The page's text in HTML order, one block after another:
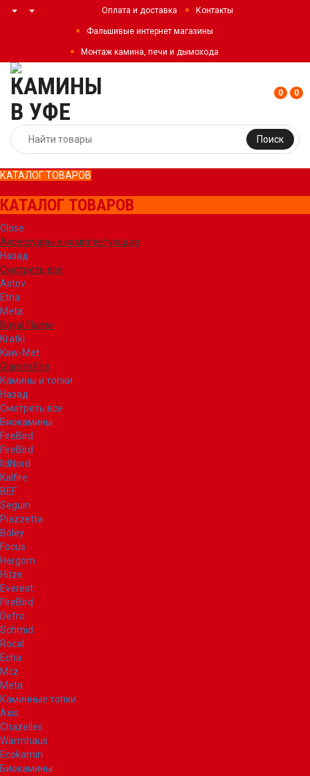
Оплата и доставка Контакты
Фальшивые интернет магазины
Монтаж камина, печи и дымохода
Поиск
0 0
КАТАЛОГ ТОВАРОВ
КАТАЛОГ ТОВАРОВ
Close
Аксессуары и комплектующие
Назад
Смотреть все
Astov
Etna
Meta
Royal Flame
Kratki
Kaw-Met
Glamm Fire
Камины и топки
Назад
Смотреть все
Биокамины
FireBird
FireBird
IldNord
Kalfire
BEF
Seguin
Piazzetta
Boley
Focus
Hergom
Hitze
Everest
FireBird
Defro
Schmid
Rocal
Echa
Mcz
Meta
Каминные топки
Axis
Chazelles
Warmhaus
Ecokamin
Биокамины